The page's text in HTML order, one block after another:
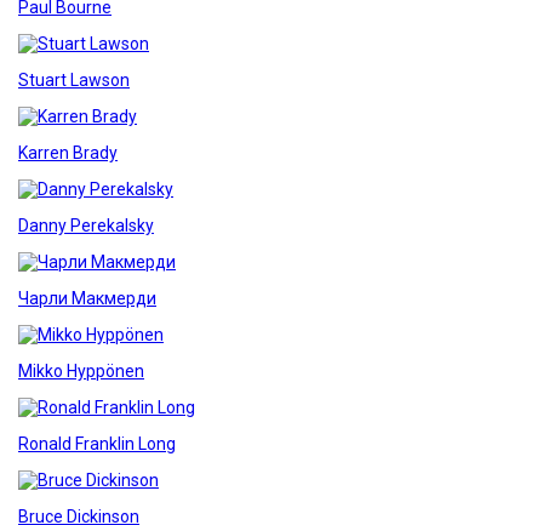
Paul Bourne
Stuart Lawson
Karren Brady
Danny Perekalsky
Чарли Макмерди
Mikko Hyppönen
Ronald Franklin Long
Bruce Dickinson